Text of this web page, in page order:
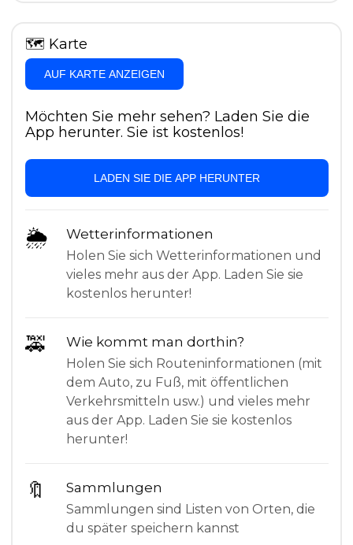
🗺 Karte
AUF KARTE ANZEIGEN
Möchten Sie mehr sehen? Laden Sie die
App herunter. Sie ist kostenlos!
LADEN SIE DIE APP HERUNTER
🌦 Wetterinformationen
Holen Sie sich Wetterinformationen und
vieles mehr aus der App. Laden Sie sie
kostenlos herunter!
🚕 Wie kommt man dorthin?
Holen Sie sich Routeninformationen (mit
dem Auto, zu Fuß, mit öffentlichen
Verkehrsmitteln usw.) und vieles mehr
aus der App. Laden Sie sie kostenlos
herunter!
🔖 Sammlungen
Sammlungen sind Listen von Orten, die
du später speichern kannst